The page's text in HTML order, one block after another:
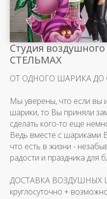
Студия
СТЕЛЬМАХ
ОТ ОДНОГО ШАРИКА
Мы уверены, что если вы
шарики, то Вы приняли
сделать кого-то еще
Ведь вместе с шариками
что есть в жизни -
радости и праздника для
ДОСТАВКА ВОЗДУШНЫХ
круглосуточно +